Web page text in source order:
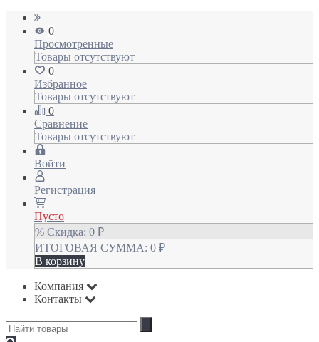
0
Просмотренные
Товары отсутствуют
0
Избранное
Товары отсутствуют
0
Сравнение
Товары отсутствуют
Войти
Регистрация
Пусто
% Скидка: 0 ₽
ИТОГОВАЯ СУММА: 0 ₽
В корзину
Компания
Контакты